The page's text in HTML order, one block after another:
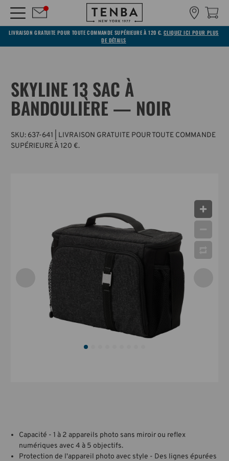
LIVRAISON GRATUITE POUR TOUTE COMMANDE SUPÉRIEURE À 120 €.CLIQUEZ ICI POUR PLUS
DE DÉTAILS
SKYLINE 13 SAC À
BANDOULIÈRE — NOIR
SKU: 637-641 | LIVRAISON GRATUITE POUR TOUTE COMMANDE
SUPÉRIEURE À 120 €.
Capacité - 1 à 2 appareils photo sans miroir ou reflex
numériques avec 4 à 5 objectifs.
Protection de l'appareil photo avec style - Des lignes épurées